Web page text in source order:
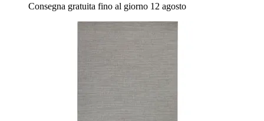
Consegna gratuita fino al giorno 12 agosto